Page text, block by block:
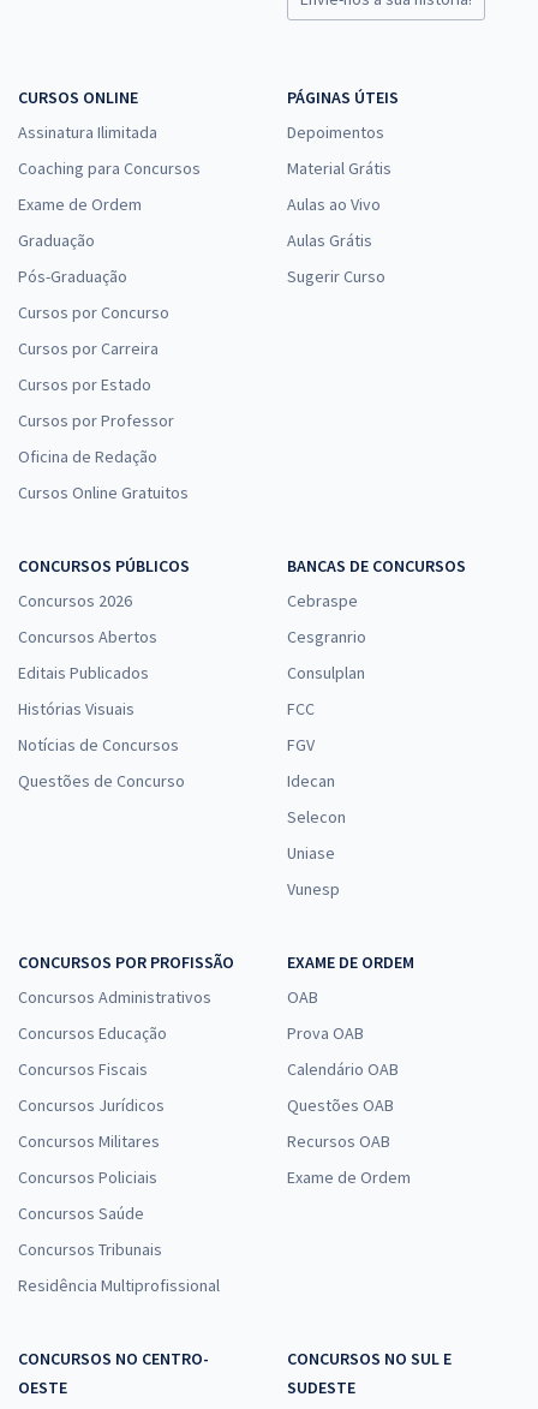
CURSOS ONLINE
Assinatura Ilimitada
Coaching para Concursos
Exame de Ordem
Graduação
Pós-Graduação
Cursos por Concurso
Cursos por Carreira
Cursos por Estado
Cursos por Professor
Oficina de Redação
Cursos Online Gratuitos
PÁGINAS ÚTEIS
Depoimentos
Material Grátis
Aulas ao Vivo
Aulas Grátis
Sugerir Curso
CONCURSOS PÚBLICOS
Concursos 2026
Concursos Abertos
Editais Publicados
Histórias Visuais
Notícias de Concursos
Questões de Concurso
BANCAS DE CONCURSOS
Cebraspe
Cesgranrio
Consulplan
FCC
FGV
Idecan
Selecon
Uniase
Vunesp
CONCURSOS POR PROFISSÃO
Concursos Administrativos
Concursos Educação
Concursos Fiscais
Concursos Jurídicos
Concursos Militares
Concursos Policiais
Concursos Saúde
Concursos Tribunais
Residência Multiprofissional
EXAME DE ORDEM
OAB
Prova OAB
Calendário OAB
Questões OAB
Recursos OAB
Exame de Ordem
CONCURSOS NO CENTRO-
OESTE
CONCURSOS NO SUL E
SUDESTE